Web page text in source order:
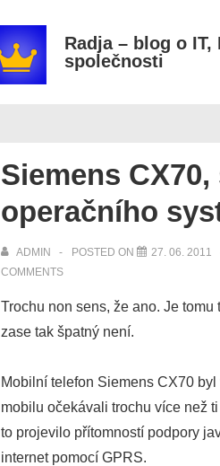
Radja – blog o IT,
společnosti
Siemens
operačního
ADMIN POSTED ON 27. 06. 2011
COMMENTS
Trochu non sens, že ano. Je
zase tak špatný není.
Mobilní telefon Siemens CX70
mobilu očekávali trochu více než
to projevilo přítomností podpory
internet pomocí GPRS.